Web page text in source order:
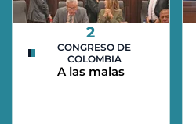
2
CONGRESO DE
COLOMBIA
A las malas